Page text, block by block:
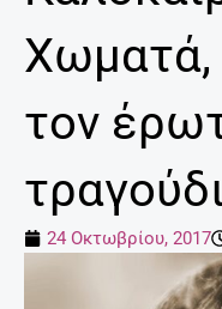
Χωματά,
τον
24 Οκτωβρίου, 2017